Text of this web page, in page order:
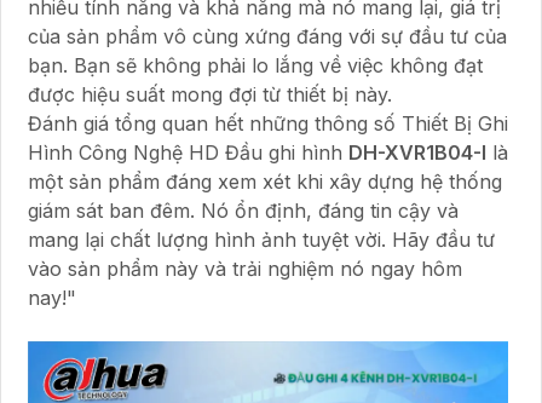
nhiều tính năng và khả năng mà nó mang lại, giá trị
của sản phẩm vô cùng xứng đáng với sự đầu tư của
bạn. Bạn sẽ không phải lo lắng về việc không đạt
được hiệu suất mong đợi từ thiết bị này.
Đánh giá tổng quan hết những thông số Thiết Bị Ghi
Hình Công Nghệ HD Đầu ghi hình DH-XVR1B04-I là
một sản phẩm đáng xem xét khi xây dựng hệ thống
giám sát ban đêm. Nó ổn định, đáng tin cậy và
mang lại chất lượng hình ảnh tuyệt vời. Hãy đầu tư
vào sản phẩm này và trải nghiệm nó ngay hôm
nay!"